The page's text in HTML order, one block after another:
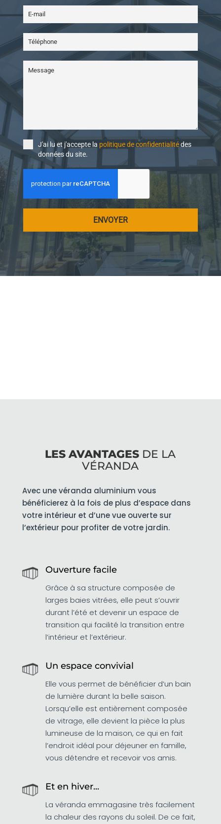
J'ai lu et j'accepte la politique de confidentialitédes
données du site.
ENVOYER
LES AVANTAGES DE LA
VÉRANDA
Avec une véranda aluminium vous
bénéficierez à la fois de plus d’espace dans
votre intérieur et d’une vue ouverte sur
l’extérieur pour profiter de votre jardin.
Ouverture facile
Grâce à sa structure composée de
larges baies vitrées, elle peut s’ouvrir
durant l’été et devenir un espace de
transition qui facilité la transition entre
l’intérieur et l’extérieur.
Un espace convivial
Elle vous permet de bénéficier d’un bain
de lumière durant la belle saison.
Lorsqu’elle est entièrement composée
de vitrage, elle devient la pièce la plus
lumineuse de la maison, ce qui en fait
l’endroit idéal pour déjeuner en famille,
vous détendre et recevoir vos amis.
Et en hiver...
La véranda emmagasine très facilement
la chaleur des rayons du soleil. De ce fait,